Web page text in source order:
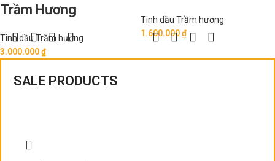
Trầm Hương
Tinh dầu Trầm hương
3.000.000₫
Tinh dầu Trầm hương
1.600.000₫
SALE PRODUCTS